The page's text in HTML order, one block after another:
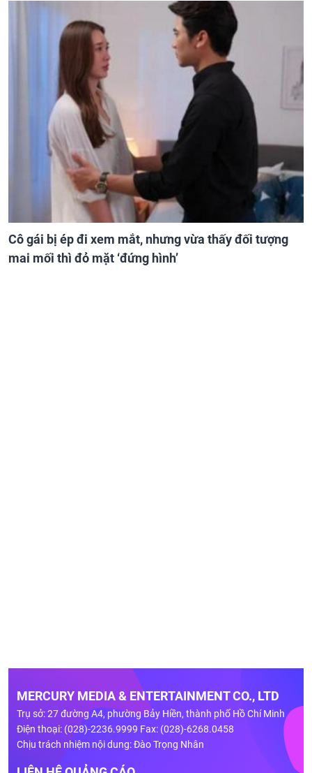
Cô gái bị ép đi xem mắt, nhưng vừa thấy đối tượng
mai mối thì đỏ mặt ‘đứng hình’
MERCURY MEDIA & ENTERTAINMENT CO., LTD
Trụ sở: 27 đường A4, phường Bảy Hiền, thành phố Hồ Chí Minh
Điện thoại: (028)-2236.9999 Fax: (028)-6268.0458
Chịu trách nhiệm nội dung: Đào Trọng Nhân